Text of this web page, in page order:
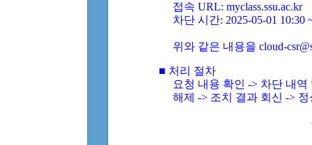
접속 URL: myclass.ssu.ac.kr
차단 시간: 2025-05-01 10:30
위와 같은 내용을 cloud-
■ 처리 절차
요청 내용 확인 -> 차단 내
해제 -> 조치 결과 회신 ->